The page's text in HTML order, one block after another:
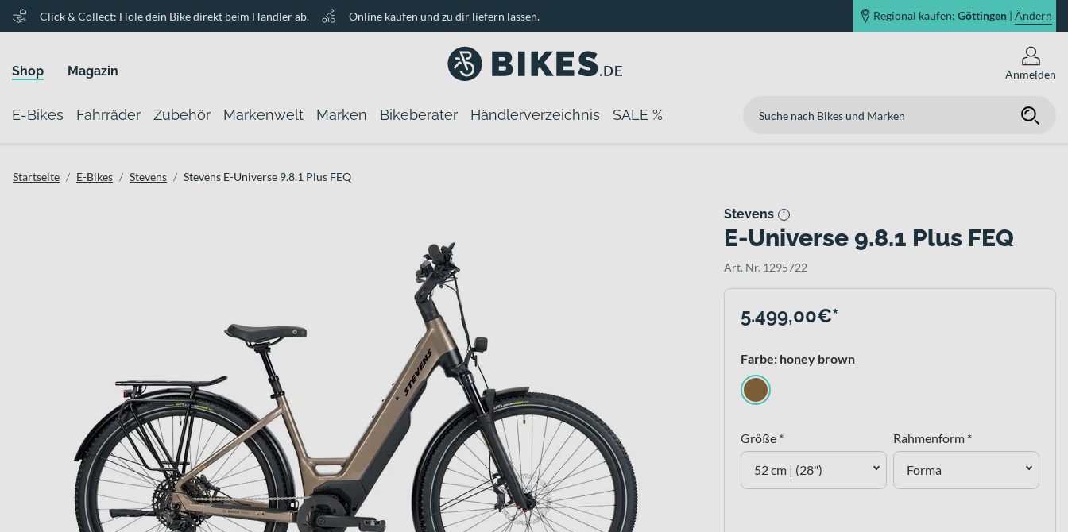
Click & Collect: Hole dein Bike direkt beim Händler ab. Online kaufen und zu dir liefern lassen. Regional kaufen: Göttingen | Ändern
Shop Magazin Anmelden
E-Bikes Fahrräder Zubehör Markenwelt Marken Bikeberater Händlerverzeichnis SALE %
Startseite E-Bikes Stevens Stevens E-Universe 9.8.1 Plus FEQ
Stevens
E-Universe 9.8.1 Plus FEQ
Art. Nr. 1295722
5.499,00€*
Farbe: honey brown
Größe *
52 cm | (28")
Rahmenform *
Forma